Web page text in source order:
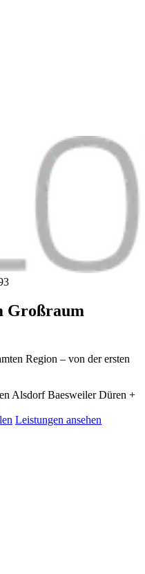
Großraum
Region – von der ersten
Alsdorf Baesweiler Düren +
Leistungen ansehen